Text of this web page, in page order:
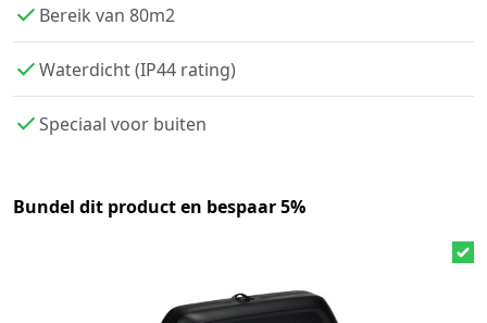
Bereik van 80m2
Waterdicht (IP44 rating)
Speciaal voor buiten
Bundel dit product en bespaar 5%